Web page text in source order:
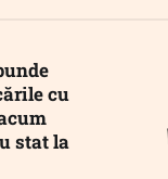
cu
stat la